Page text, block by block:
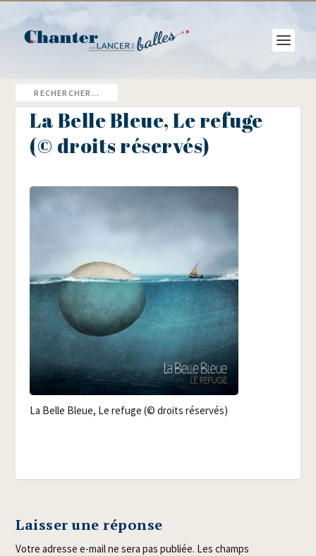
La Belle Bleue, Le refuge
(© droits réservés)
La Belle Bleue, Le refuge (© droits réservés)
Laisser une réponse
Votre adresse e-mail ne sera pas publiée. Les champs